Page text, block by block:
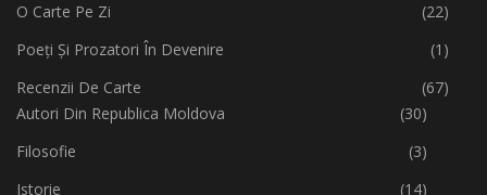
O Carte Pe Zi
(22)
Poeți Și Prozatori În Devenire
(1)
Recenzii De Carte
(67)
Autori Din Republica Moldova
(30)
Filosofie
(3)
Istorie
(14)